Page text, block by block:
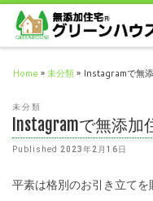
Home »未分類» Instagramで無
未分類
Instagramで無添
Published 2023年2月16日
平素は格別のお引き立てを